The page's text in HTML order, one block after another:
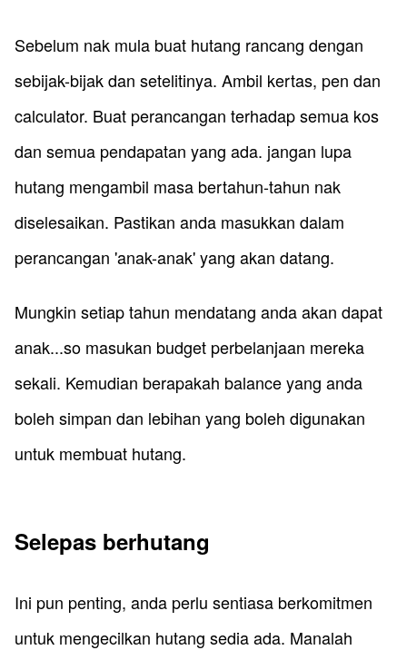
​Sebelum nak mula buat hutang rancang dengan
sebijak-bijak dan setelitinya. Ambil kertas, pen dan
calculator. Buat perancangan terhadap semua kos
dan semua pendapatan yang ada. jangan lupa
hutang mengambil masa bertahun-tahun nak
diselesaikan. Pastikan anda masukkan dalam
perancangan 'anak-anak' yang akan datang.
Mungkin setiap tahun mendatang anda akan dapat
anak...so masukan budget perbelanjaan mereka
sekali. Kemudian berapakah balance yang anda
boleh simpan dan lebihan yang boleh digunakan
untuk membuat hutang.
​Selepas berhutang
​Ini pun penting, anda perlu sentiasa berkomitmen
untuk mengecilkan hutang sedia ada. Manalah